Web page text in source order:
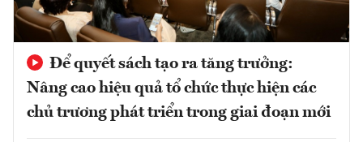
Để quyết sách tạo ra tăng trưởng:
Nâng cao hiệu quả tổ chức thực hiện các
chủ trương phát triển trong giai đoạn mới